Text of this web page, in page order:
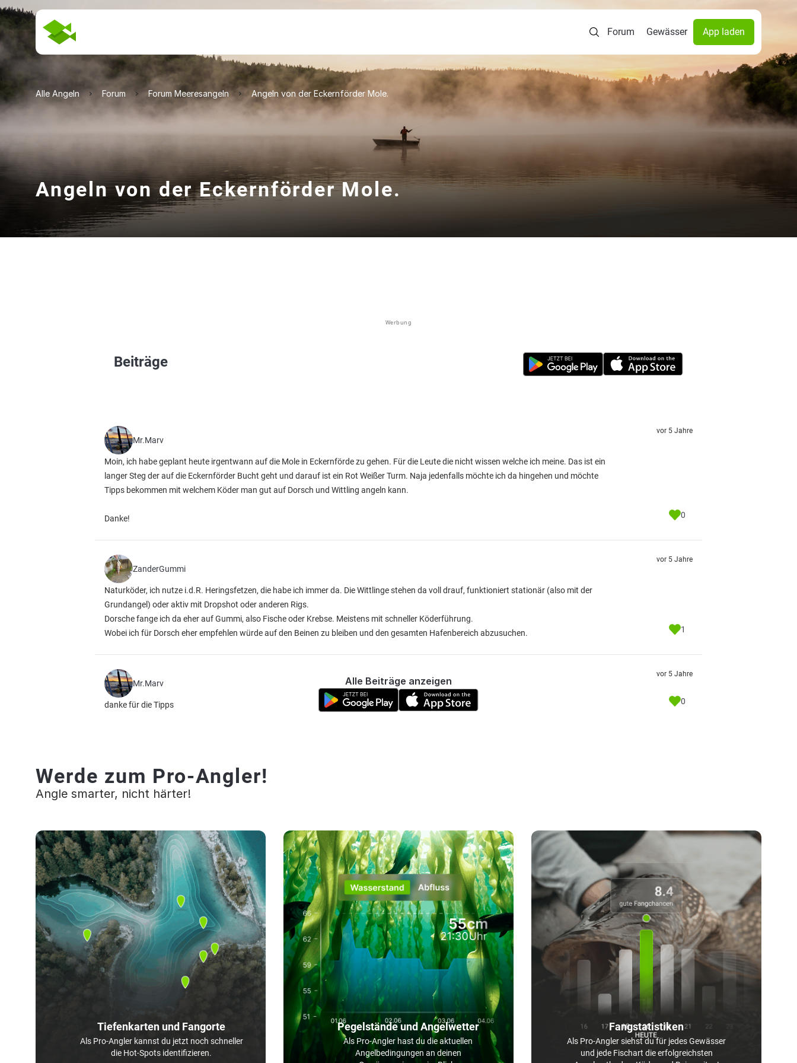
Forum Gewässer App laden
Alle Angeln Forum Forum Meeresangeln Angeln von der Eckernförder Mole.
Angeln von der Eckernförder Mole.
Werbung
Beiträge
Mr.Marv
Moin, ich habe geplant heute irgentwann auf die Mole in Eckernförde zu gehen. Für die Leute die nicht wissen welche ich meine. Das ist ein
langer Steg der auf die Eckernförder Bucht geht und darauf ist ein Rot Weißer Turm. Naja jedenfalls möchte ich da hingehen und möchte
Tipps bekommen mit welchem Köder man gut auf Dorsch und Wittling angeln kann.
Danke!
vor 5 Jahre
0
ZanderGummi
Naturköder, ich nutze i.d.R. Heringsfetzen, die habe ich immer da. Die Wittlinge stehen da voll drauf, funktioniert stationär (also mit der
Grundangel) oder aktiv mit Dropshot oder anderen Rigs.
Dorsche fange ich da eher auf Gummi, also Fische oder Krebse. Meistens mit schneller Köderführung.
Wobei ich für Dorsch eher empfehlen würde auf den Beinen zu bleiben und den gesamten Hafenbereich abzusuchen.
vor 5 Jahre
1
Mr.Marv
danke für die Tipps
vor 5 Jahre
0
Alle Beiträge anzeigen
Werde zum Pro-Angler!
Angle smarter, nicht härter!
Tiefenkarten und Fangorte
Als Pro-Angler kannst du jetzt noch schneller
die Hot-Spots identifizieren.
Pegelstände und Angelwetter
Als Pro-Angler hast du die aktuellen
Angelbedingungen an deinen
Fangstatistiken
Als Pro-Angler siehst du für jedes Gewässer
und jede Fischart die erfolgreichsten